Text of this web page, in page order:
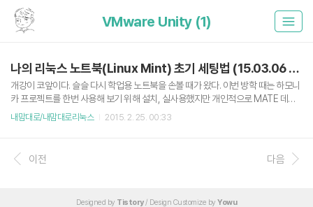
VMware Unity (1)
나의 리눅스 노트북(Linux Mint) 초기 세팅법 (15.03.06 updated)
개강이 코앞이다. 슬슬 다시 학업용 노트북을 손볼 때가 왔다. 이번 방학 때는 하모니
카 프로젝트를 한번 사용해 보기 위해 설치, 실사용했지만 개인적으로 MATE 데스
크탑 환경은 Cinnamon 환경을 쓰던 나에게 부족함이 많았다. 그래서 다시 Linux
각보다 훌륭했다. 항상 그렇지만 리눅스를 설치한 뒤 가장 고통 받는 것이 설치 직후
초기세팅.. 그래도 군 제대 후 1,2년 정도 리눅스만 쓰다보니(게임할 때 빼고) 이것도
내맘대로/내맘대로리눅스 2015. 2. 25. 00:33
이전 다음
Designed by Tistory/ Design Customize by Yowu